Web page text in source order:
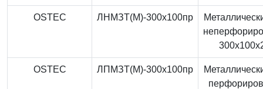
OSTEC ЛНМЗТ(М)-300x100пр
OSTEC ЛПМЗТ(М)-300x100пр